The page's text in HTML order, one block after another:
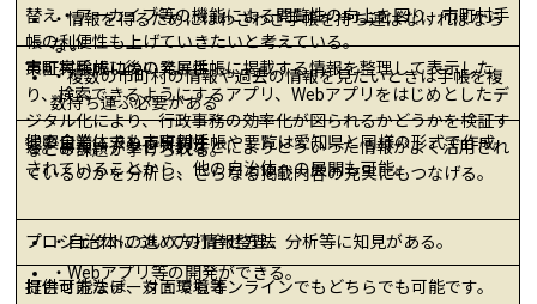
・情報を得るためにはわざわざ手帳を持ち運ばなければなら
ない
・複数の市町村の情報や過去の情報を見たいときは手帳を複
数持ち運ぶ必要がある
などの課題が挙げられる。
替え・アーカイブ等の機能による閲覧性の向上を図り、市町村手
帳の利便性も上げていきたいと考えている。
市町村手帳について、手帳に掲載する情報を整理して表示した
り、検索できるようにするアプリ、Webアプリをはじめとしたデ
ジタル化により、行政事務の効率化が図られるかどうかを検証す
る。また、アクセス数などによりどういった情報がよく活用され
ているのかを分析し、さらなる掲載内容の充実にもつなげる。
実証実験成功後の発展性
他の自治体でも市町村手帳や要覧は愛知県と同様の形式で作成
されていることから、他の自治体への展開も可能。
提案企業に求める専門性
・自治体についての情報整理、分析等に知見がある。
・Webアプリ等の開発ができる。
プロジェクトの進め方打合せ方法
打合せ方法は、対面でもオンラインでもどちらでも可能です。
提供可能なデータ・環境等